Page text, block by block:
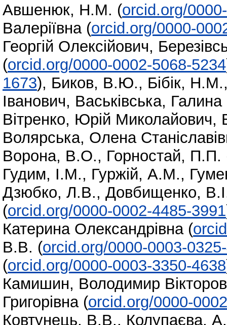
Авшенюк, Н.М. (orcid.org/
Валеріївна (orcid.org/0000-
Георгій Олексійович,
(orcid.org/0000-0002-5068-5234
1673), Биков, В.Ю., Бібік, Н.М.
Іванович, Васьківська, Галина
Вітренко, Юрій Миколайович,
Волярська, Олена
Ворона, В.О., Горностай, П.П.
Гудим, І.М., Гуржій, А.М.,
Дзюбко, Л.В., Довбищенко,
(orcid.org/0000-0002-4485-3991
Катерина Олександрівна (
В.В. (orcid.org/0000-0003-
(orcid.org/0000-0003-3350-4638
Камишин, Володимир
Григорівна (orcid.org/0000-
Ковтунець, В.В., Колупаєва,